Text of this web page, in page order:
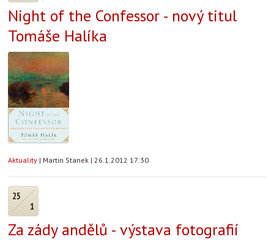
Night of the Confessor - nový titul
Tomáše Halíka
Aktuality | Martin Stanek | 26.1.2012 17:30
25
1
Za zády andělů - výstava fotografií